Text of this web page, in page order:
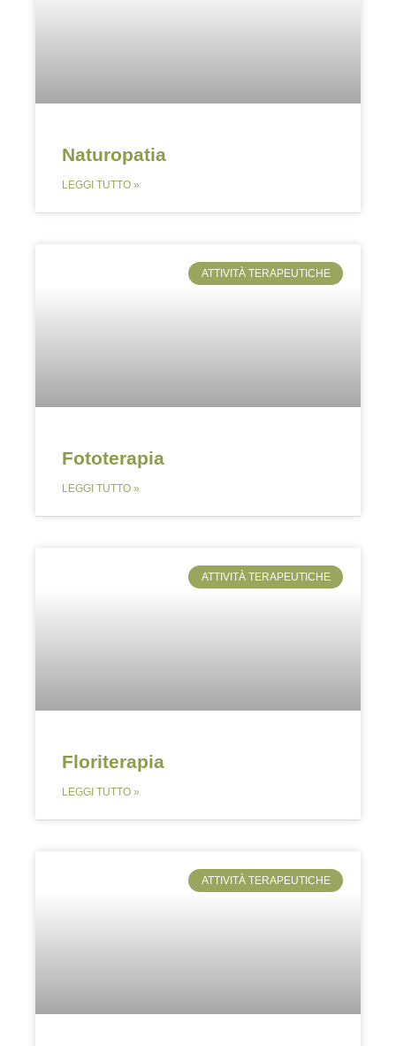
Naturopatia
LEGGI TUTTO »
ATTIVITÀ TERAPEUTICHE
Fototerapia
LEGGI TUTTO »
ATTIVITÀ TERAPEUTICHE
Floriterapia
LEGGI TUTTO »
ATTIVITÀ TERAPEUTICHE